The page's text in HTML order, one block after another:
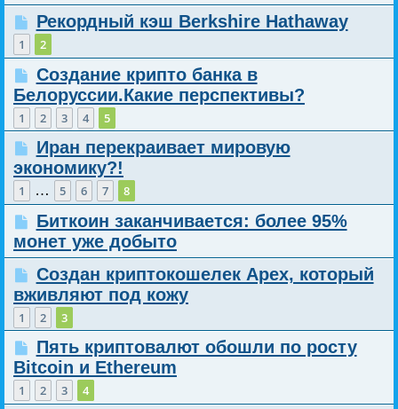
Рекордный кэш Berkshire Hathaway
1 2
Создание крипто банка в
Белоруссии.Какие перспективы?
1 2 3 4 5
Иран перекраивает мировую
экономику?!
1 … 5 6 7 8
Биткоин заканчивается: более 95%
монет уже добыто
Создан криптокошелек Apex, который
вживляют под кожу
1 2 3
Пять криптовалют обошли по росту
Bitcoin и Ethereum
1 2 3 4